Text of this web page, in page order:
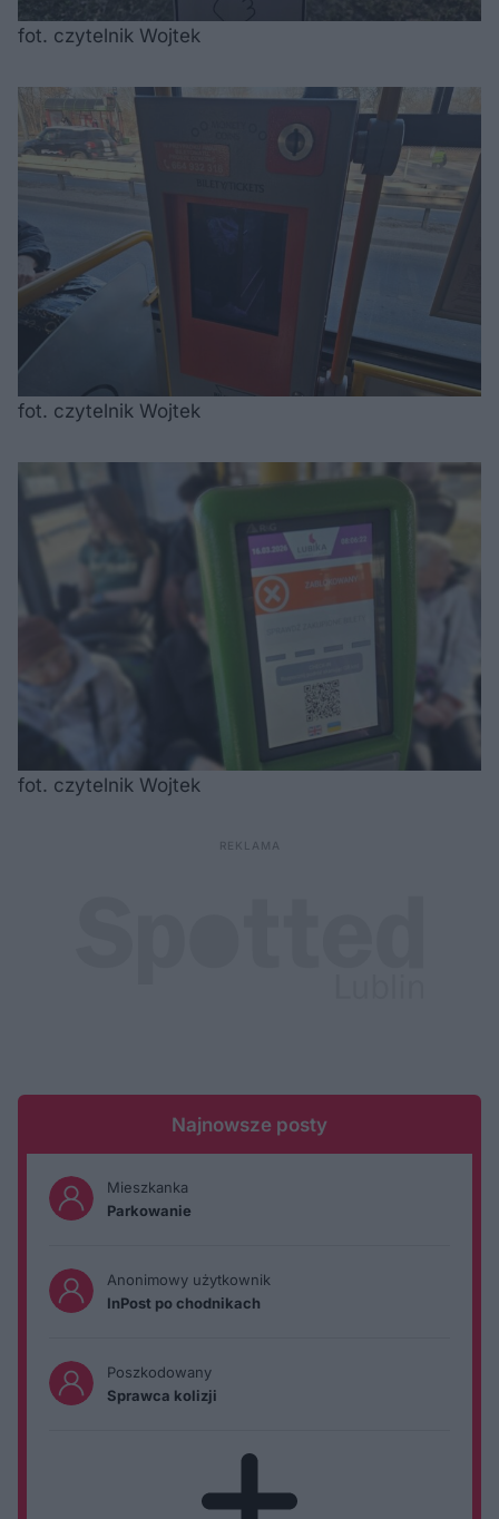
fot. czytelnik Wojtek
fot. czytelnik Wojtek
fot. czytelnik Wojtek
Najnowsze posty
Mieszkanka
Parkowanie
Anonimowy użytkownik
InPost po chodnikach
Poszkodowany
Sprawca kolizji